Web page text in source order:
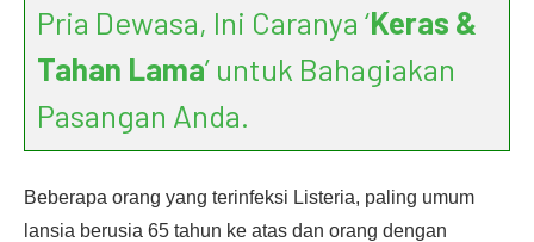
Pria Dewasa, Ini Caranya ‘Keras &
Tahan Lama’ untuk Bahagiakan
Pasangan Anda.
Beberapa orang yang terinfeksi Listeria, paling umum
lansia berusia 65 tahun ke atas dan orang dengan